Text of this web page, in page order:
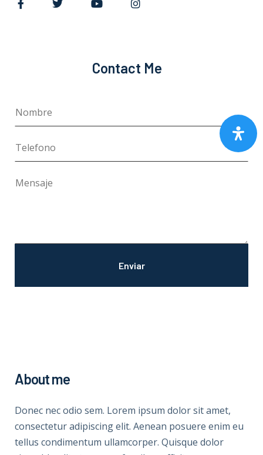
Contact Me
About me
Donec nec odio sem. Lorem ipsum dolor sit amet,
consectetur adipiscing elit. Aenean posuere enim eu
tellus condimentum ullamcorper. Quisque dolor